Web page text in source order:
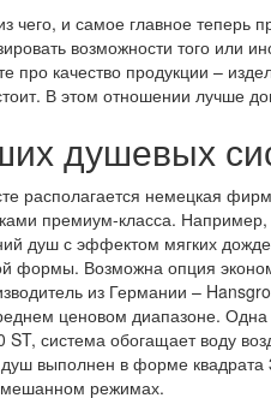
чего, и самое главное
возможности того или
про качество продукции –
В этом отношении лучше
душевых
располагается немецкая
премиум-класса.
душ с эффектом мягких
формы. Возможна опция
из Германии –
ценовом диапазоне.
ST, система обогащает воду
выполнен в форме
режимах.